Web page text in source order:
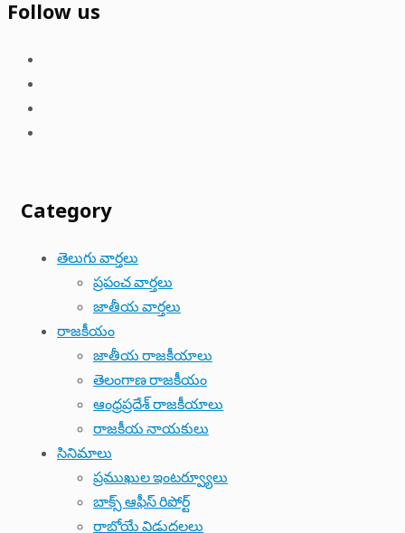
Follow us
Category
తెలుగు వార్తలు
ప్రపంచ వార్తలు
జాతీయ వార్తలు
రాజకీయం
జాతీయ రాజకీయాలు
తెలంగాణ రాజకీయం
ఆంధ్రప్రదేశ్ రాజకీయాలు
రాజకీయ నాయకులు
సినిమాలు
ప్రముఖుల ఇంటర్వ్యూలు
బాక్స్ ఆఫీస్ రిపోర్ట్